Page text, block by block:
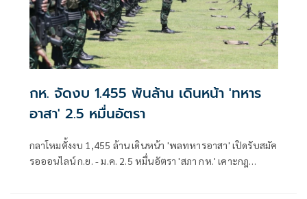
กห. จัดงบ 1.455 พันล้าน เดินหน้า 'ทหาร
อาสา' 2.5 หมื่นอัตรา
กลาโหมตั้งงบ 1,455 ล้าน เดินหน้า 'พลทหารอาสา' เปิดรับสมัค
รอออนไลน์ ก.ย. - ม.ค. 2.5 หมื่นอัตรา 'สภา กห.' เคาะกฎ